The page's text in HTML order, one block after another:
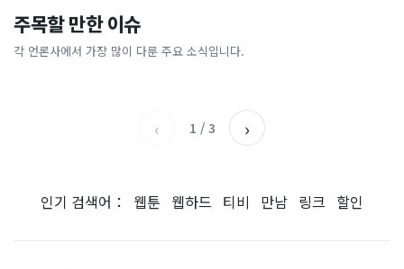
주목할 만한 이슈
각 언론사에서 가장 많이 다룬 주요 소식입니다.
"삼성전자, 지금 당장 사
라"…200조 '역대급 호재' 예
고에 들썩
한국경제
들 국민일보
돌핀에 마천루도 ‘흔들’…진
동 감쇄기까지 작동했다 [현장
고?”…알고 보니 ‘이 운동’이
‹ 1 / 3 ›
인기 검색어： 웹툰 웹하드 티비 만남 링크 할인